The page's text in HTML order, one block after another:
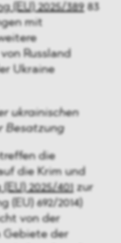
(EU) 2025/389 83
mit
Russland
Ukraine
ukrainischen
Besatzung
die
die Krim und
2025/401zur
692/2014)
von der
Gebiete der